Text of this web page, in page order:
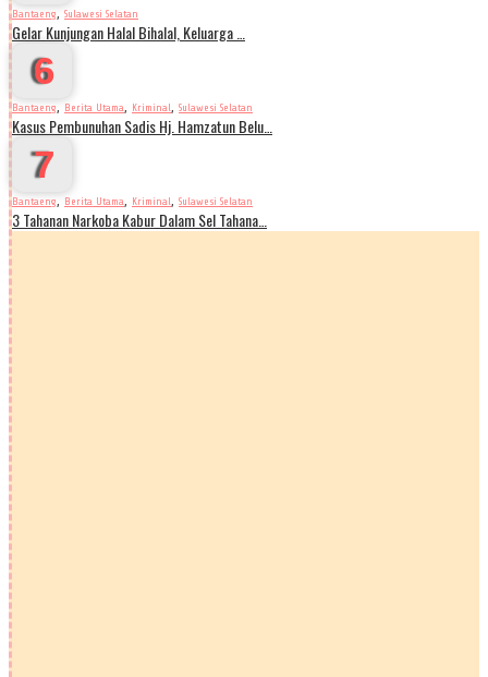
Bantaeng, Sulawesi Selatan
Gelar Kunjungan Halal Bihalal, Keluarga …
6
Bantaeng, Berita Utama, Kriminal, Sulawesi Selatan
Kasus Pembunuhan Sadis Hj. Hamzatun Belu…
7
Bantaeng, Berita Utama, Kriminal, Sulawesi Selatan
3 Tahanan Narkoba Kabur Dalam Sel Tahana…